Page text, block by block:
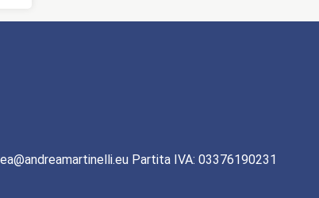
Partita IVA: 03376190231